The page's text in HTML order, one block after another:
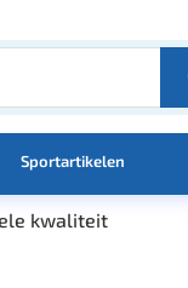
Sportartikelen
kwaliteit